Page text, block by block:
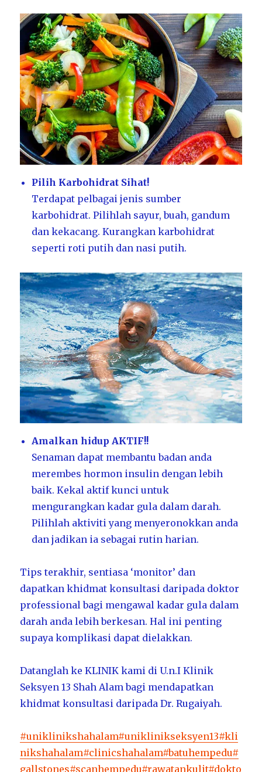
Pilih Karbohidrat Sihat!
Terdapat pelbagai jenis sumber
karbohidrat. Pilihlah sayur, buah, gandum
dan kekacang. Kurangkan karbohidrat
seperti roti putih dan nasi putih.
Amalkan hidup AKTIF!!
Senaman dapat membantu badan anda
merembes hormon insulin dengan lebih
baik. Kekal aktif kunci untuk
mengurangkan kadar gula dalam darah.
Pilihlah aktiviti yang menyeronokkan anda
dan jadikan ia sebagai rutin harian.
Tips terakhir, sentiasa ‘monitor’ dan
dapatkan khidmat konsultasi daripada doktor
professional bagi mengawal kadar gula dalam
darah anda lebih berkesan. Hal ini penting
supaya komplikasi dapat dielakkan.
Datanglah ke KLINIK kami di U.n.I Klinik
Seksyen 13 Shah Alam bagi mendapatkan
khidmat konsultasi daripada Dr. Rugaiyah.
#uniklinikshahalam#uniklinikseksyen13#kli
nikshahalam#clinicshahalam#batuhempedu#
gallstones#scanhempedu#rawatankulit#dokto